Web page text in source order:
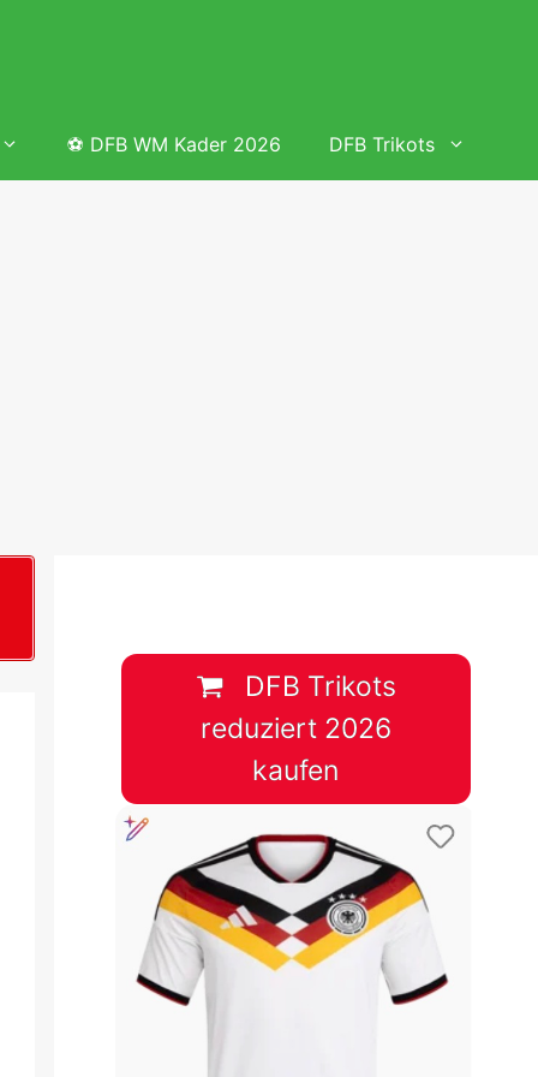
&
&
Tabelle
Tabelle
⚽ DFB WM Kader 2026 DFB Trikots
DFB Trikots
reduziert 2026
kaufen